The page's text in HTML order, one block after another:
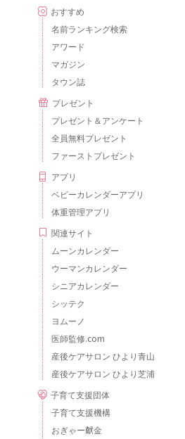
おすすめ
名前ランキング検索
アワード
マガジン
タウン誌
プレゼント
プレゼント＆アンケート
全員無料プレゼント
ファーストプレゼント
アプリ
ベビーカレンダーアプリ
体重管理アプリ
関連サイト
ムーンカレンダー
ウーマンカレンダー
シニアカレンダー
シッテク
ヨムーノ
医師監修.com
産後ケアサロン ひより青山
産後ケアサロン ひより芝浦
子育て支援団体
子育て支援機構
おぎゃー献金